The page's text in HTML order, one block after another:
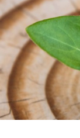
OVER
Laatste